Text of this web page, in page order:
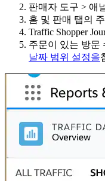
판매자 도구 > 애
홈 및 판매 탭의
Traffic Shopper
주문이 있는 방문
날짜 범위 설정을